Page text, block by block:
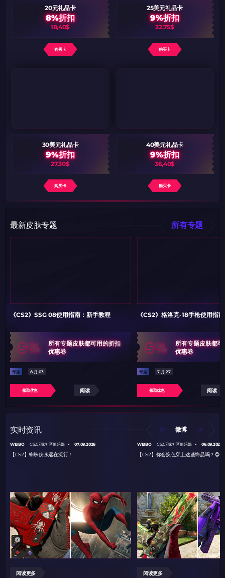
20元礼品卡
8%折扣
18,40$
购买卡
25美元礼品卡
9%折扣
22,75$
购买卡
30美元礼品卡
9%折扣
27,30$
购买卡
40美元礼品卡
9%折扣
36,40$
购买卡
最新皮肤专题 所有专题
《CS2》SSG 08使用指南：新手教程
5%
所有专题皮肤都可用的折扣
优惠卷
专题 8 月 03
领取优惠 阅读
《CS2》格洛克-18手枪使用指
5%
所有专题皮肤都
优惠卷
专题 7 月 27
领取优惠 阅读
实时资讯 微博
WEIBO CS2玩家社区俱乐部 07.08.2026
【CS2】蜘蛛侠永远在流行！
阅读更多
WEIBO CS2玩家社区俱乐部 06.08.2026
【CS2】你会换色穿上这些饰品吗？😋
阅读更多